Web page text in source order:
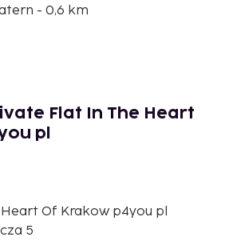
- 0,6 km
0,7 km
0,7 km
för polsk 1800-talskonst - 0,8 km
km
i närheten är Kraków John
Kraków, Polen - 16,5 km
Flat In The Heart
pl
Of Krakow p4you pl
5